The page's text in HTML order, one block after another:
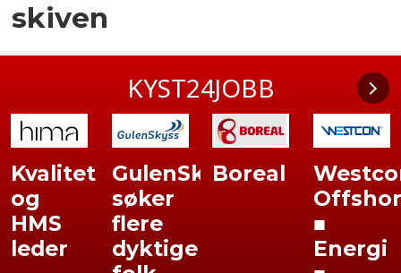
skiven
KYST24JOBB
Kvalitet
og
HMS
leder
GulenSkyss
søker
flere
dyktige
Boreal
■
Energi